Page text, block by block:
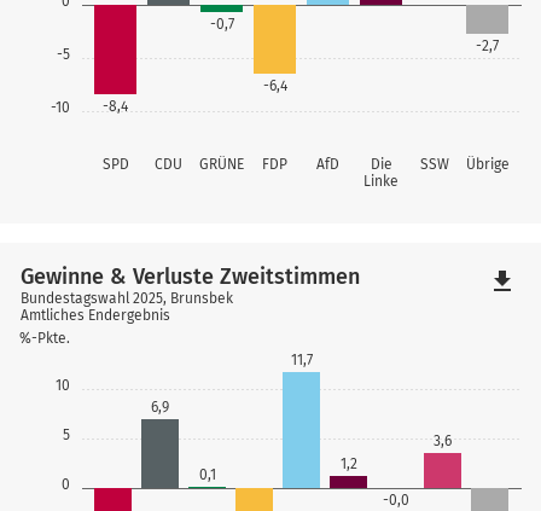
-10
-5
SPD CDU GRÜNE FDP AfD
Die
Linke
SSW Übrige
-8,4
-0,7
-6,4
-2,7
0
5
10
%-Pkte.
6,9
0,1
11,7
1,2
-0,0
3,6
Gewinne & Verluste Zweitstimmen
Bundestagswahl 2025, Brunsbek
Amtliches Endergebnis
file_download